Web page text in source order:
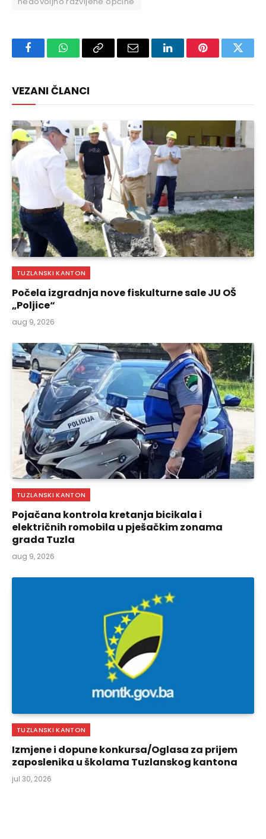
FacebookWhatsAppCopy
Email LinkedInPinterest
VEZANI ČLANCI
TUZLANSKI KANTON
Počela izgradnja nove fiskulturne sale JU OŠ
„Poljice“
aug 9, 2026
TUZLANSKI KANTON
Pojačana kontrola kretanja bicikala i
električnih romobila u pješačkim zonama
grada Tuzla
aug 9, 2026
TUZLANSKI KANTON
Izmjene i dopune konkursa/Oglasa za prijem
zaposlenika u školama Tuzlanskog kantona
jul 30, 2026